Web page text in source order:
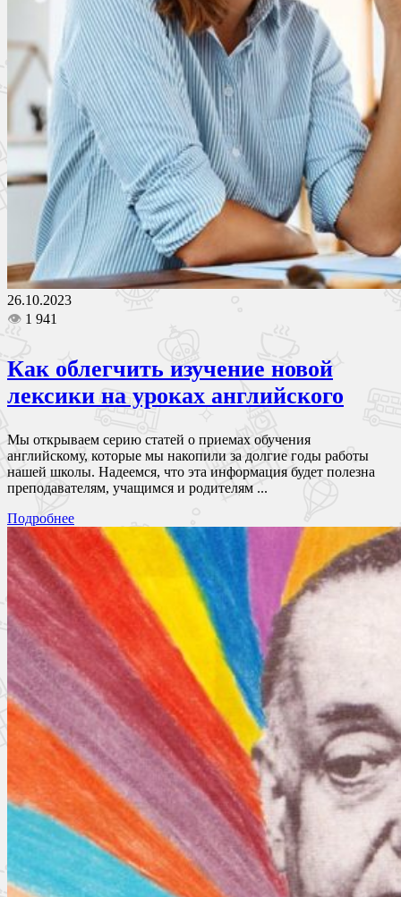
26.10.2023
👁 1 941
Как облегчить изучение новой
лексики на уроках английского
Мы открываем серию статей о приемах обучения
английскому, которые мы накопили за долгие годы работы
нашей школы. Надеемся, что эта информация будет полезна
преподавателям, учащимся и родителям ...
Подробнее